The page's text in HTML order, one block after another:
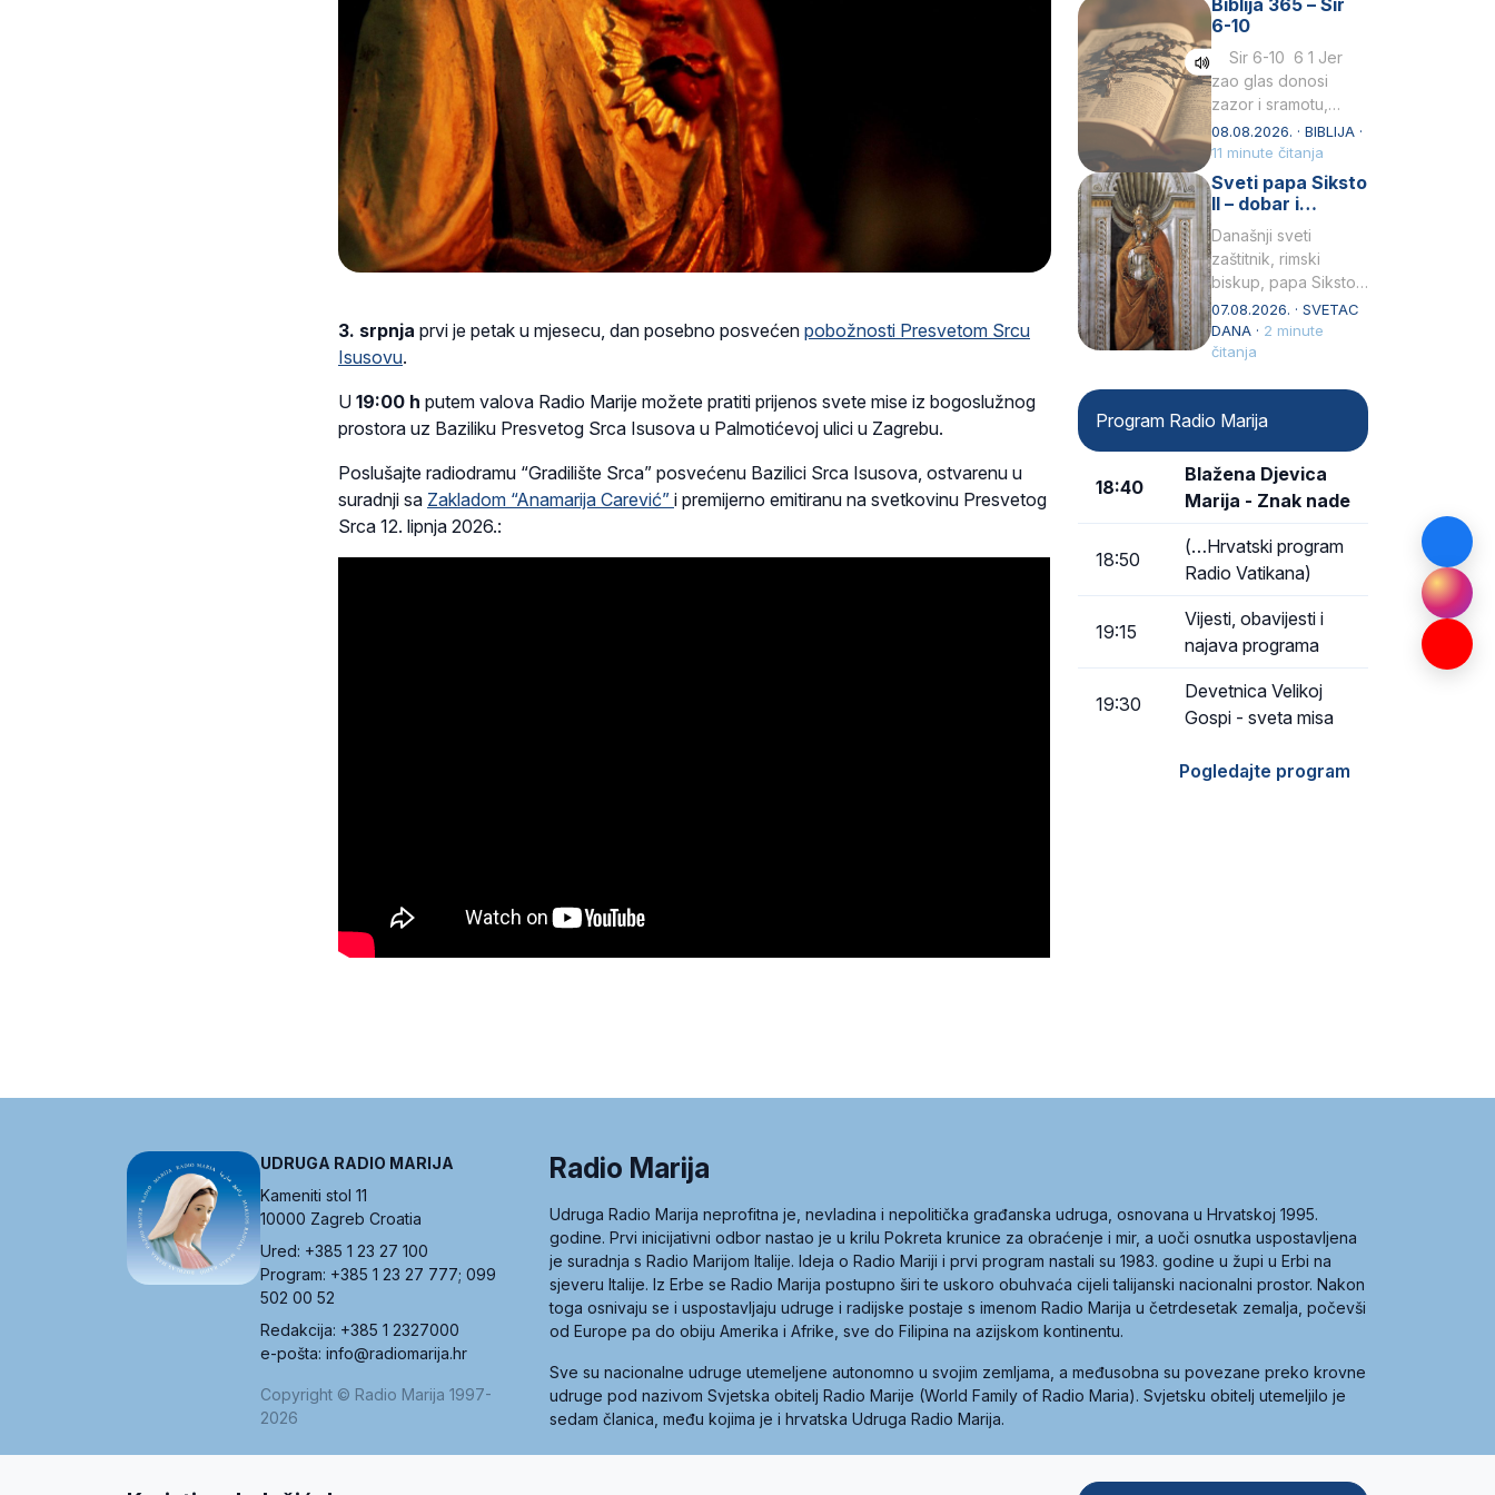
3. srpnja prvi je petak u mjesecu, dan posebno posvećen pobožnosti Presvetom Srcu
Isusovu.
U 19:00 h putem valova Radio Marije možete pratiti prijenos svete mise iz bogoslužnog
prostora uz Baziliku Presvetog Srca Isusova u Palmotićevoj ulici u Zagrebu.
Poslušajte radiodramu “Gradilište Srca” posvećenu Bazilici Srca Isusova, ostvarenu u
suradnji sa Zakladom “Anamarija Carević” i premijerno emitiranu na svetkovinu Presvetog
Srca 12. lipnja 2026.:
Praedicatorum – OP).
Svojim životom,
dubokom ljubavlju
prema Kristu…
Biblija 365 – Sir
6-10
Sir 6-10 6 1 Jer
zao glas donosi
zazor i sramotu,
kako to biva
grešniku
licemjernom.2 Ne
predaj se u…
08.08.2026. · BIBLIJA ·
11 minute čitanja
Sveti papa Siksto
II – dobar i
miroljubiv pastir
Današnji sveti
zaštitnik, rimski
biskup, papa Siksto
(Sixtus) II, prema
knjizi Liber
Pontificalis bio je
Obnovio je odnose s
afričkim…
07.08.2026. · SVETAC
DANA · 2 minute
čitanja
Program Radio Marija
18:40
Blažena Djevica
Marija - Znak nade
18:50
(…Hrvatski program
Radio Vatikana)
19:15
Vijesti, obavijesti i
najava programa
19:30
Devetnica Velikoj
Gospi - sveta misa
Pogledajte program
UDRUGA RADIO MARIJA
Kameniti stol 11
10000 Zagreb Croatia
Ured: +385 1 23 27 100
Program: +385 1 23 27 777; 099
502 00 52
Redakcija: +385 1 2327000
e-pošta: info@radiomarija.hr
Copyright © Radio Marija 1997-
2026
Radio Marija
Udruga Radio Marija neprofitna je, nevladina i nepolitička građanska udruga, osnovana u Hrvatskoj 1995.
godine. Prvi inicijativni odbor nastao je u krilu Pokreta krunice za obraćenje i mir, a uoči osnutka uspostavljena
je suradnja s Radio Marijom Italije. Ideja o Radio Mariji i prvi program nastali su 1983. godine u župi u Erbi na
sjeveru Italije. Iz Erbe se Radio Marija postupno širi te uskoro obuhvaća cijeli talijanski nacionalni prostor. Nakon
toga osnivaju se i uspostavljaju udruge i radijske postaje s imenom Radio Marija u četrdesetak zemalja, počevši
od Europe pa do obiju Amerika i Afrike, sve do Filipina na azijskom kontinentu.
Sve su nacionalne udruge utemeljene autonomno u svojim zemljama, a međusobna su povezane preko krovne
udruge pod nazivom Svjetska obitelj Radio Marije (World Family of Radio Maria). Svjetsku obitelj utemeljilo je
sedam članica, među kojima je i hrvatska Udruga Radio Marija.